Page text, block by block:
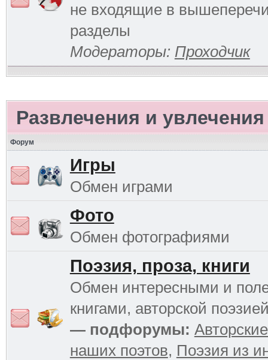
не входящие в
разделы
Модераторы: Проходчик
Развлечения и увлечения
Форум
Игры
Обмен играми
Фото
Обмен фотографиями
Поэзия, проза, книги
Обмен интересными и
книгами, авторской
— подфорумы:
наших поэтов, Поэзия из